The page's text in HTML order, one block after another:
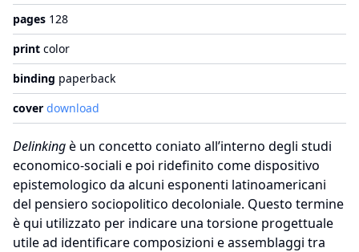
pages 128
print color
binding paperback
cover download
Delinkingè un concetto coniato all’interno degli studi
economico-sociali e poi ridefinito come dispositivo
epistemologico da alcuni esponenti latinoamericani
del pensiero sociopolitico decoloniale. Questo termine
è qui utilizzato per indicare una torsione progettuale
utile ad identificare composizioni e assemblaggi tra